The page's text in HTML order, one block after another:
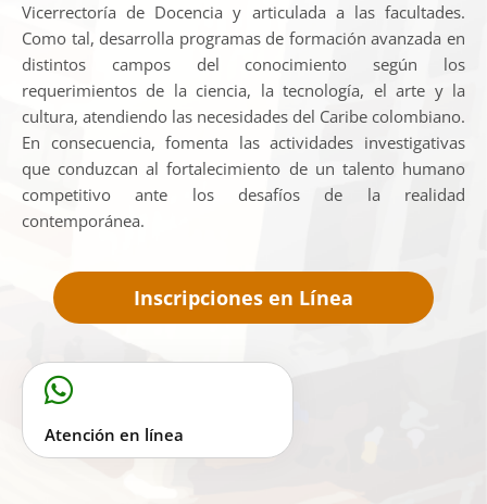
Vicerrectoría de Docencia y articulada a las facultades.
Como tal, desarrolla programas de formación avanzada en
distintos campos del conocimiento según los
requerimientos de la ciencia, la tecnología, el arte y la
cultura, atendiendo las necesidades del Caribe colombiano.
En consecuencia, fomenta las actividades investigativas
que conduzcan al fortalecimiento de un talento humano
competitivo ante los desafíos de la realidad
contemporánea.
Inscripciones en Línea
Atención en línea